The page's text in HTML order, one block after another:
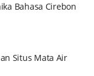
Bahasa Cirebon
Situs Mata Air